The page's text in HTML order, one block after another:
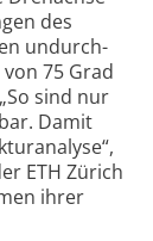
des
undurch­
75 Grad
sind nur
Damit
ETH Zürich
ihrer